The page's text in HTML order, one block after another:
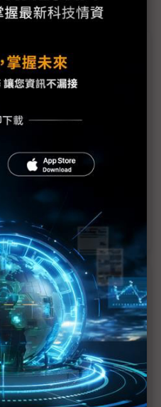
前特報
下 美日歐新勢力竄起
吳田玉：廣結善緣突破
記憶體、網通巨頭齊聚
營收5年增50倍
創高 村田示警全球AI基
前售罄 買家「祕而不